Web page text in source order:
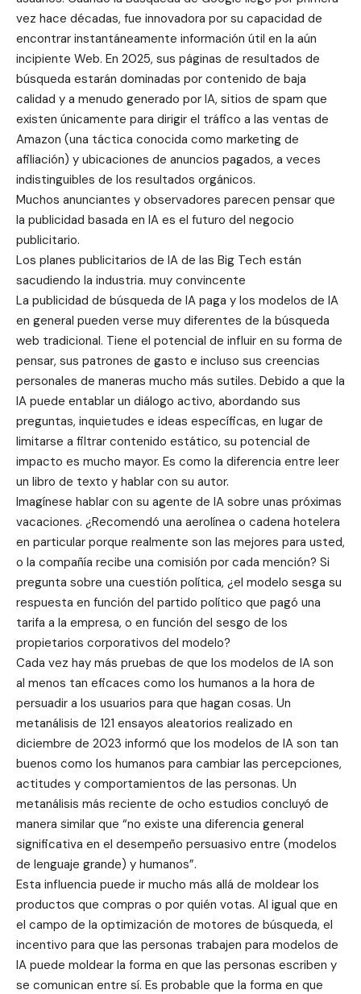
vez hace décadas, fue innovadora por su capacidad de
encontrar instantáneamente información útil en la aún
incipiente Web. En 2025, sus páginas de resultados de
búsqueda estarán dominadas por contenido de baja
calidad y a menudo generado por IA, sitios de spam que
existen únicamente para dirigir el tráfico a las ventas de
Amazon (una táctica conocida como marketing de
afiliación) y ubicaciones de anuncios pagados, a veces
indistinguibles de los resultados orgánicos.
Muchos anunciantes y observadores parecen pensar que
la publicidad basada en IA es el futuro del negocio
publicitario.
Los planes publicitarios de IA de las Big Tech están
sacudiendo la industria. muy convincente
La publicidad de búsqueda de IA paga y los modelos de IA
en general pueden verse muy diferentes de la búsqueda
web tradicional. Tiene el potencial de influir en su forma de
pensar, sus patrones de gasto e incluso sus creencias
personales de maneras mucho más sutiles. Debido a que la
IA puede entablar un diálogo activo, abordando sus
preguntas, inquietudes e ideas específicas, en lugar de
limitarse a filtrar contenido estático, su potencial de
impacto es mucho mayor. Es como la diferencia entre leer
un libro de texto y hablar con su autor.
Imagínese hablar con su agente de IA sobre unas próximas
vacaciones. ¿Recomendó una aerolínea o cadena hotelera
en particular porque realmente son las mejores para usted,
o la compañía recibe una comisión por cada mención? Si
pregunta sobre una cuestión política, ¿el modelo sesga su
respuesta en función del partido político que pagó una
tarifa a la empresa, o en función del sesgo de los
propietarios corporativos del modelo?
Cada vez hay más pruebas de que los modelos de IA son
al menos tan eficaces como los humanos a la hora de
persuadir a los usuarios para que hagan cosas. Un
metanálisis de 121 ensayos aleatorios realizado en
diciembre de 2023 informó que los modelos de IA son tan
buenos como los humanos para cambiar las percepciones,
actitudes y comportamientos de las personas. Un
metanálisis más reciente de ocho estudios concluyó de
manera similar que “no existe una diferencia general
significativa en el desempeño persuasivo entre (modelos
de lenguaje grande) y humanos”.
Esta influencia puede ir mucho más allá de moldear los
productos que compras o por quién votas. Al igual que en
el campo de la optimización de motores de búsqueda, el
incentivo para que las personas trabajen para modelos de
IA puede moldear la forma en que las personas escriben y
se comunican entre sí. Es probable que la forma en que